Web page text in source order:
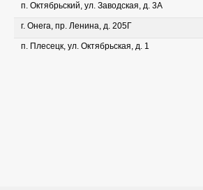
п. Октябрьский, ул. Заводская, д. 3А
г. Онега, пр. Ленина, д. 205Г
п. Плесецк, ул. Октябрьская, д. 1